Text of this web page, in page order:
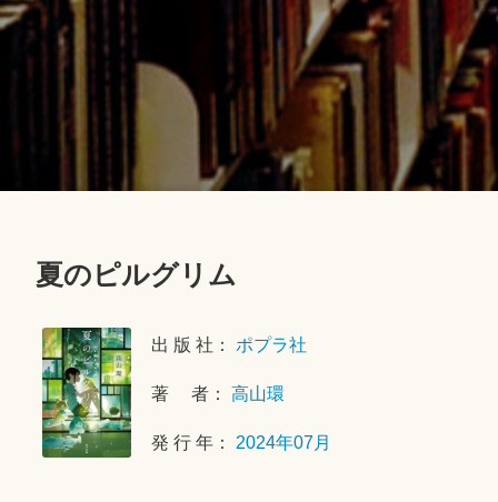
夏のピルグリム
出 版 社： ポプラ社
著 者：高山環
発 行 年： 2024年07月